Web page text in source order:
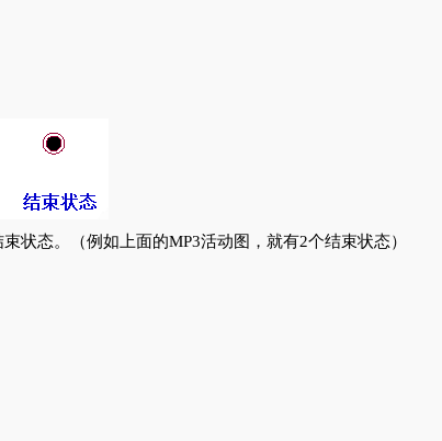
状态。（例如上面的MP3活动图，就有2个结束状态）